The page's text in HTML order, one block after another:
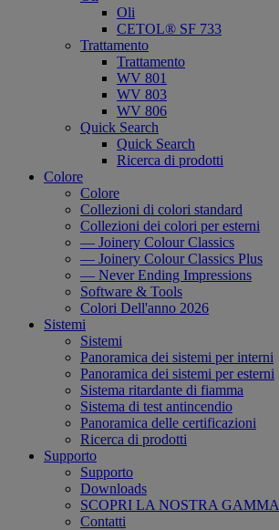
Oli
CETOL® SF 733
Trattamento
Trattamento
WV 801
WV 803
WV 806
Quick Search
Quick Search
Ricerca di prodotti
Colore
Colore
Collezioni di colori standard
Collezioni dei colori per esterni
— Joinery Colour Classics
— Joinery Colour Classics Plus
— Never Ending Impressions
Software & Tools
Colori Dell'anno 2026
Sistemi
Sistemi
Panoramica dei sistemi per interni
Panoramica dei sistemi per esterni
Sistema ritardante di fiamma
Sistema di test antincendio
Panoramica delle certificazioni
Ricerca di prodotti
Supporto
Supporto
Downloads
SCOPRI LA NOSTRA GAMMA
Contatti